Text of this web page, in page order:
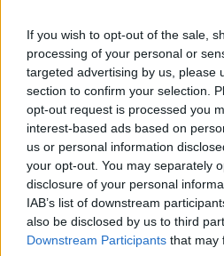
If you wish to opt-out of the sale,
processing of your personal or
targeted advertising by us, please
section to confirm your selection.
opt-out request is processed you
interest-based ads based on
us or personal information
your opt-out. You may separately
disclosure of your personal
IAB’s list of downstream
also be disclosed by us to third
Downstream Participants that may
Ο Μάρτιν Λίντεγκαρντ
τις Επιχειρήσεις και την
Κριστίνα 'Εγκελουντ
Παιδείας και Ψηφιακής
υπουργός για το Κλίμα, την
Υπηρεσίες Κοινής